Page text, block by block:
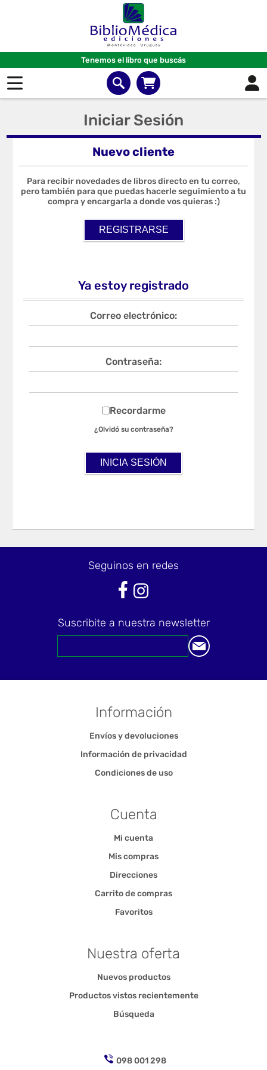
Tenemos el libro que buscás
Iniciar Sesión
Nuevo cliente
Para recibir novedades de libros directo en tu correo,
pero también para que puedas hacerle seguimiento a tu
compra y encargarla a donde vos quieras :)
Ya estoy registrado
Correo electrónico:
Contraseña:
Recordarme
¿Olvidó su contraseña?
Seguinos en redes
Suscribite a nuestra newsletter
Información
Envíos y devoluciones
Información de privacidad
Condiciones de uso
Cuenta
Mi cuenta
Mis compras
Direcciones
Carrito de compras
Favoritos
Nuestra oferta
Nuevos productos
Productos vistos recientemente
Búsqueda
098 001 298